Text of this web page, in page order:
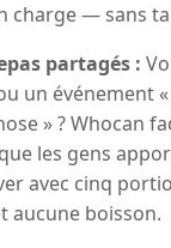
charge — sans
partagés :
un événement
» ? Whocan
les gens
avec cinq
aucune boisson.